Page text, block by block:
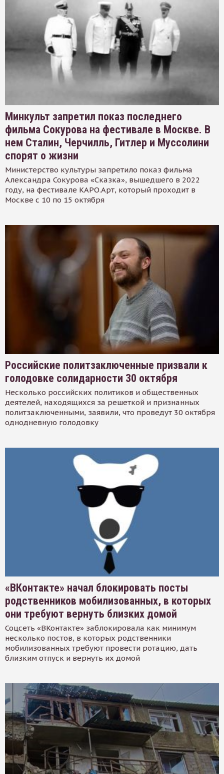
Минкульт запретил показ последнего
фильма Сокурова на фестивале в Москве. В
нем Сталин, Черчилль, Гитлер и Муссолини
спорят о жизни
Министерство культуры запретило показ фильма
Александра Сокурова «Сказка», вышедшего в 2022
году, на фестивале КАРО.Арт, который проходит в
Москве с 10 по 15 октября
Российские политзаключенные призвали к
голодовке солидарности 30 октября
Несколько российских политиков и общественных
деятелей, находящихся за решеткой и признанных
политзаключенными, заявили, что проведут 30 октября
однодневную голодовку
«ВКонтакте» начал блокировать посты
родственников мобилизованных, в которых
они требуют вернуть близких домой
Соцсеть «ВКонтакте» заблокировала как минимум
несколько постов, в которых родственники
мобилизованных требуют провести ротацию, дать
близким отпуск и вернуть их домой